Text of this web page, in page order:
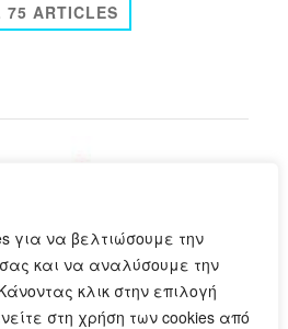
για να βελτιώσουμε την
και να αναλύσουμε την
κλικ στην επιλογή
στη χρήση των cookies από
75 ARTICLES
πρωτοσέλιδα